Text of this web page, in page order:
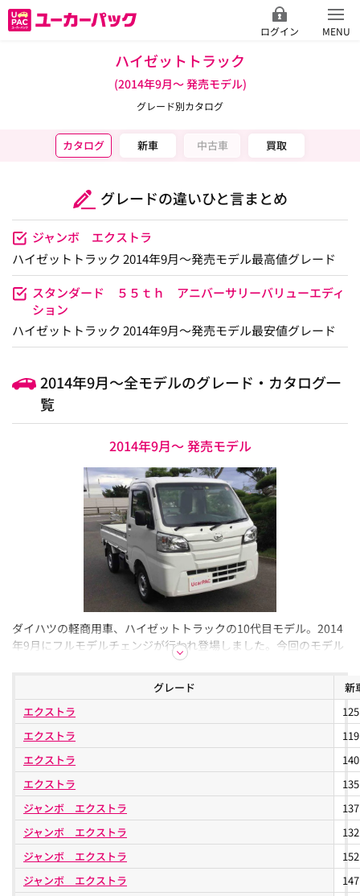
ログイン MENU
ハイゼットトラック
(2014年9月～ 発売モデル)
グレード別カタログ
カタログ 新車 中古車 買取
グレードの違いひと言まとめ
ジャンボ エクストラ
ハイゼットトラック 2014年9月～発売モデル最高値グレード
スタンダード ５５ｔｈ アニバーサリーバリューエディ
ション
ハイゼットトラック 2014年9月～発売モデル最安値グレード
2014年9月～全モデルのグレード・カタログ一
覧
2014年9月～ 発売モデル
ダイハツの軽商用車、ハイゼットトラックの10代目モデル。2014
年9月にフルモデルチェンジが行われ登場しました。今回のモデル
は、前モデルから15年ぶりのフルモデルチェンジということもあ
り、基本性能や利便性が大きく向上しています。農林水産省の「農
業女子プロジェクト」との連携し生まれた、「農業女子パック」
などの女性視点を盛り込んだ装備などが選べるパックオプション
も用意されています。グレードは大きくスタンダードとエクスト
ラに分かれており、2WDと4WD、MT・ATの選択がグレードによっ
て可能となっています。メーカー希望小売価格は653,400円～
1,198,800円となっています
グレード
新
エクストラ
エクストラ
エクストラ
エクストラ
ジャンボ エクストラ
ジャンボ エクストラ
ジャンボ エクストラ
ジャンボ エクストラ